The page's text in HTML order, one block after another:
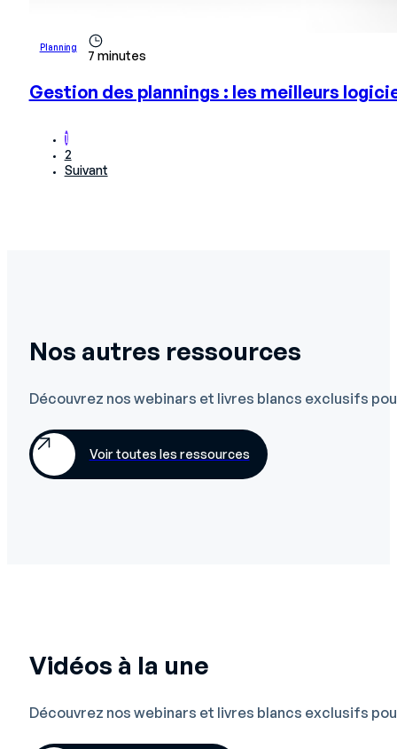
Planning
7 minutes
Gestion des plannings : les meilleurs
1
2
Suivant
Nos autres ressources
Découvrez nos webinars et livres blancs exclusifs
Voir toutes les ressources
Vidéos à la une
Découvrez nos webinars et livres blancs exclusifs